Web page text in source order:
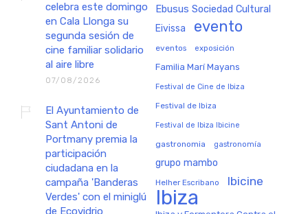
celebra este domingo
en Cala Llonga su
segunda sesión de
cine familiar solidario
al aire libre
07/08/2026
El Ayuntamiento de
Sant Antoni de
Portmany premia la
participación
ciudadana en la
campaña 'Banderas
Verdes' con el miniglú
de Ecovidrio
Ebusus Sociedad Cultural
Eivissa evento
eventos exposición
Familia Marí Mayans
Festival de Cine de Ibiza
Festival de Ibiza
Festival de Ibiza Ibicine
gastronomia gastronomía
grupo mambo
Helher Escribano Ibicine
Ibiza